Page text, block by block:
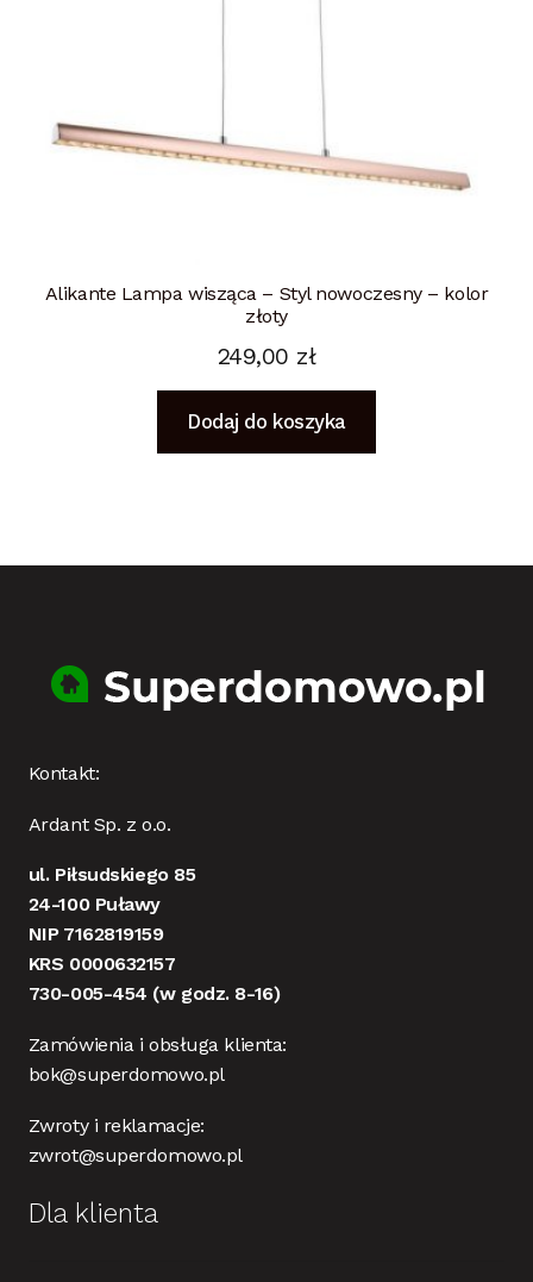
Alikante Lampa wisząca – Styl nowoczesny – kolor
złoty
249,00 zł
Dodaj do koszyka
Kontakt:
Ardant Sp. z o.o.
ul. Piłsudskiego 85
24-100 Puławy
NIP 7162819159
KRS 0000632157
730-005-454 (w godz. 8-16)
Zamówienia i obsługa klienta:
bok@superdomowo.pl
Zwroty i reklamacje:
zwrot@superdomowo.pl
Dla klienta